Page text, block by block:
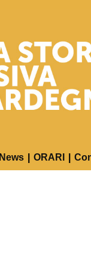
News ORARI